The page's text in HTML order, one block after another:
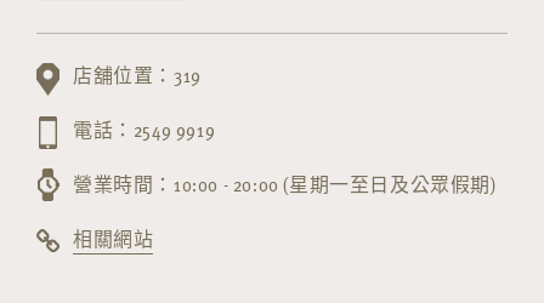
店舖位置：319
電話：2549 9919
營業時間：10:00 - 20:00 (星期一至日及公眾假期)
相關網站